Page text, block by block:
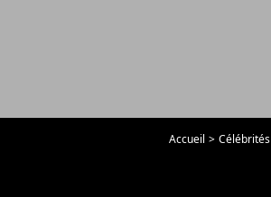
Accueil Célébrités